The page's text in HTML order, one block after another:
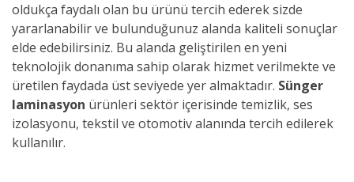
oldukça faydalı olan bu ürünü tercih ederek sizde
yararlanabilir ve bulunduğunuz alanda kaliteli sonuçlar
elde edebilirsiniz. Bu alanda geliştirilen en yeni
teknolojik donanıma sahip olarak hizmet verilmekte ve
üretilen faydada üst seviyede yer almaktadır. Sünger
laminasyon ürünleri sektör içerisinde temizlik, ses
izolasyonu, tekstil ve otomotiv alanında tercih edilerek
kullanılır.